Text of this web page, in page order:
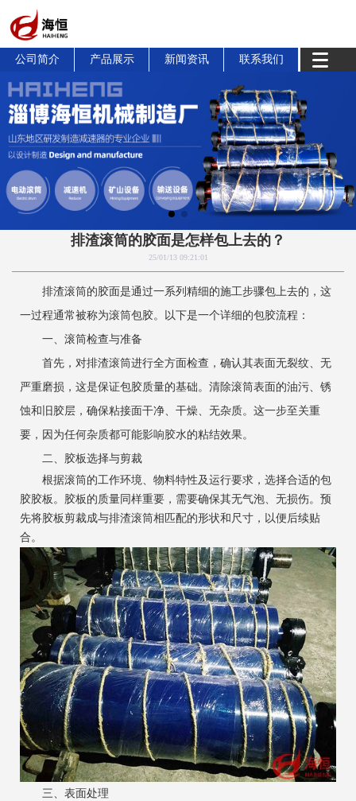
公司简介 产品展示 新闻资讯 联系我们
排渣滚筒的胶面是怎样包上去的？
25/01/13 09:21:01
排渣滚筒的胶面是通过一系列精细的施工步骤包上去的，这
一过程通常被称为滚筒包胶。以下是一个详细的包胶流程：
一、滚筒检查与准备
‌首先，对排渣滚筒进行全方面检查，确认其表面无裂纹、无
严重磨损，这是保证包胶质量的基础。清除滚筒表面的油污、锈
蚀和旧胶层，确保粘接面干净、干燥、无杂质。这一步至关重
要，因为任何杂质都可能影响胶水的粘结效果。
二、胶板选择与剪裁
‌根据滚筒的工作环境、物料特性及运行要求，选择合适的包
胶胶板。胶板的质量同样重要，需要确保其无气泡、无损伤。预
先将胶板剪裁成与排渣滚筒相匹配的形状和尺寸，以便后续贴
合。
三、表面处理